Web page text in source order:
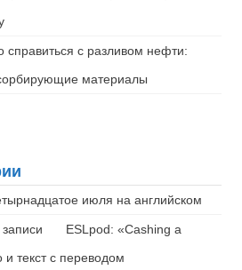
справиться с разливом нефти:
материалы
июля на английском
записи
ESLpod: «Cashing a
текст с переводом